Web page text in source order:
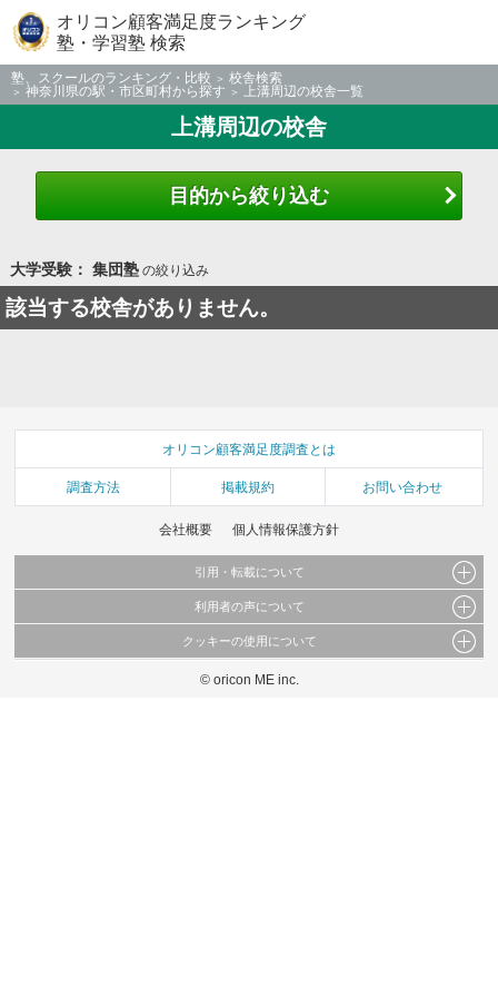
オリコン顧客満足度ランキング
塾・学習塾 検索
塾、スクールのランキング・比較
校舎検索
神奈川県の駅・市区町村から探す
上溝周辺の校舎一覧
上溝周辺の校舎
目的から絞り込む
大学受験： 集団塾の絞り込み
該当する校舎がありません。
オリコン顧客満足度調査とは
調査方法 掲載規約 お問い合わせ
会社概要 個人情報保護方針
引用・転載について
当サイトで公開されている情報（文字、写真、イラスト、画像データ等）及びこれらの配
これらの情報を権利者の許可なく無断転載・複製などの二次利用を行うことは固く禁じて
利用者の声について
当サイトに掲載している内容はすべてサービスの利用者が提出された見解・感想です。
弊社の見解・ 意見ではないことをご理解いただいた上でご覧ください。
クッキーの使用について
このサイトでは Cookie を使用して、ユーザーに合わせたコンテンツや広告の表示、ソー
© oricon ME inc.